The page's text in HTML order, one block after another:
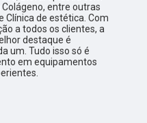
entre outras
Clínica de estética. Com
a todos os clientes, a
destaque é
um. Tudo isso só é
em equipamentos